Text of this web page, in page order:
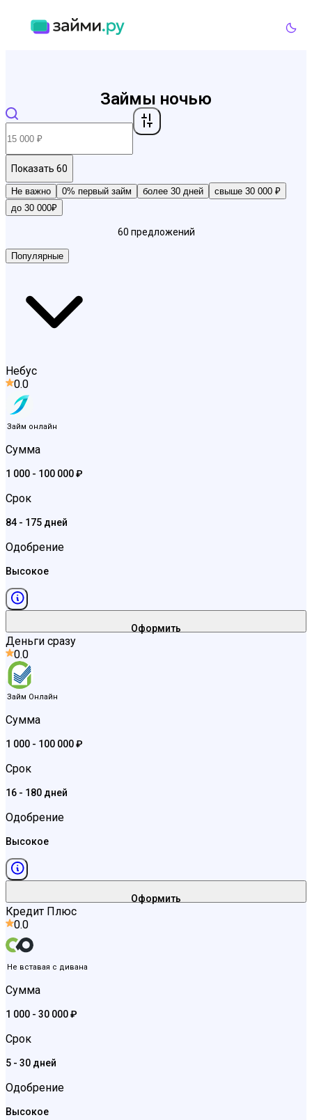
Займы ночью
Показать 60
Не важно 0% первый займ более 30 дней
свыше 30 000 ₽
до 30 000₽
60 предложений
Популярные
Небус
0.0
Займ онлайн
Сумма
1 000 - 100 000 ₽
Срок
84 - 175 дней
Одобрение
Высокое
Оформить
Деньги сразу
0.0
Займ Онлайн
Сумма
1 000 - 100 000 ₽
Срок
16 - 180 дней
Одобрение
Высокое
Оформить
Кредит Плюс
0.0
Не вставая с дивана
Сумма
1 000 - 30 000 ₽
Срок
5 - 30 дней
Одобрение
Высокое